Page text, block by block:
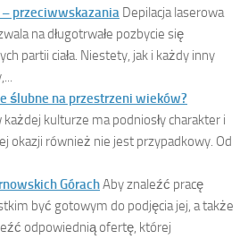
przeciwwskazania Depilacja laserowa
na długotrwałe pozbycie się
partii ciała. Niestety, jak i każdy inny
ślubne na przestrzeni wieków?
kulturze ma podniosły charakter i
okazji również nie jest przypadkowy. Od
GórachAby znaleźć pracę
być gotowym do podjęcia jej, a także
odpowiednią ofertę, której